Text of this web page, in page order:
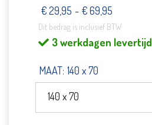
€29,95 - €69,95
Prijsklasse:
€29,95
tot
€69,95
Dit bedrag is inclusief BTW
3 werkdagen levertijd
MAAT: 140 x 70
140 x 70